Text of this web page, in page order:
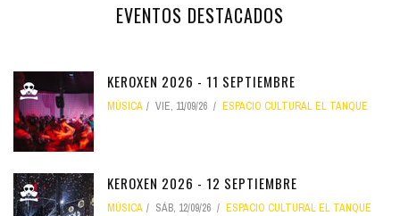
EVENTOS DESTACADOS
KEROXEN 2026 - 11 SEPTIEMBRE
MÚSICA VIE, 11/09/26 ESPACIO CULTURAL EL TANQUE
KEROXEN 2026 - 12 SEPTIEMBRE
MÚSICA SÁB, 12/09/26 ESPACIO CULTURAL EL TANQUE